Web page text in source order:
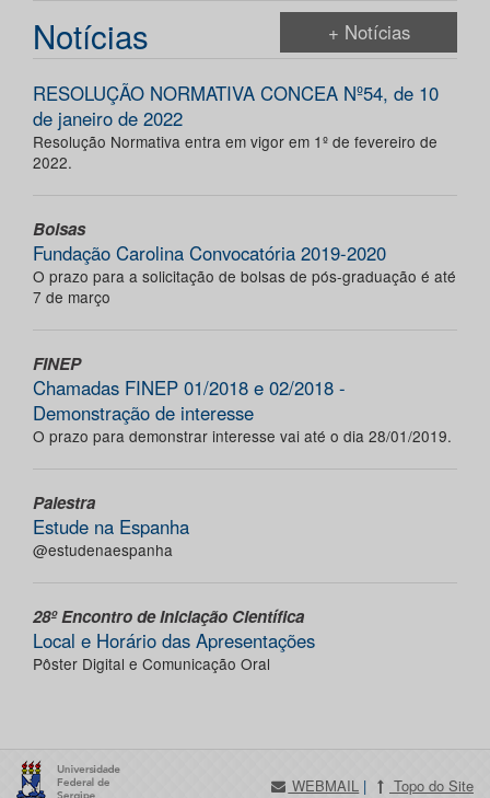
Notícias + Notícias
RESOLUÇÃO NORMATIVA CONCEA Nº54, de 10
de janeiro de 2022
Resolução Normativa entra em vigor em 1º de fevereiro de
2022.
Bolsas
Fundação Carolina Convocatória 2019-2020
O prazo para a solicitação de bolsas de pós-graduação é até
7 de março
FINEP
Chamadas FINEP 01/2018 e 02/2018 -
Demonstração de interesse
O prazo para demonstrar interesse vai até o dia 28/01/2019.
Palestra
Estude na Espanha
@estudenaespanha
28º Encontro de Iniciação Científica
Local e Horário das Apresentações
Pôster Digital e Comunicação Oral
WEBMAIL | Topo do Site